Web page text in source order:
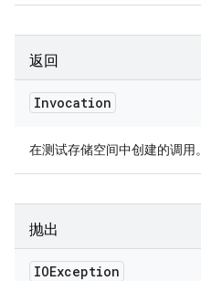
返回
Invocation
在测试存储空间中创建的调用。
抛出
IOException